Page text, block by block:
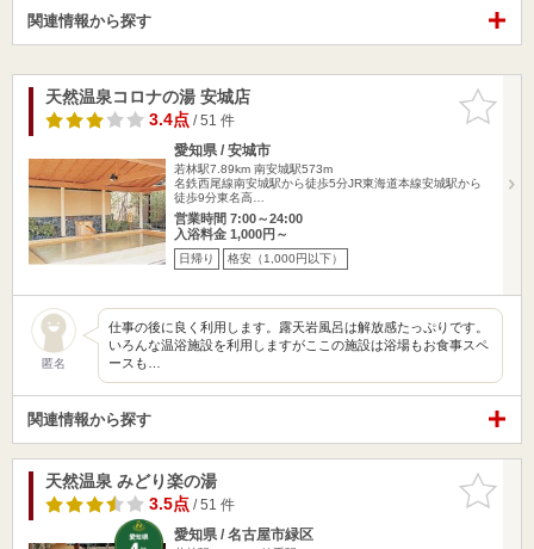
関連情報から探す
お気に入
りに追加
天然温泉コロナの湯 安城店
3.4点/ 51 件
愛知県 / 安城市
若林駅7.89km 南安城駅573m
名鉄西尾線南安城駅から徒歩5分JR東海道本線安城駅から
徒歩9分東名高…
営業時間 7:00～24:00
入浴料金 1,000円～
日帰り 格安（1,000円以下）
匿名
仕事の後に良く利用します。露天岩風呂は解放感たっぷりです。
いろんな温浴施設を利用しますがここの施設は浴場もお食事スペ
ースも…
関連情報から探す
お気に入
りに追加
天然温泉 みどり楽の湯
3.5点/ 51 件
愛知県 / 名古屋市緑区